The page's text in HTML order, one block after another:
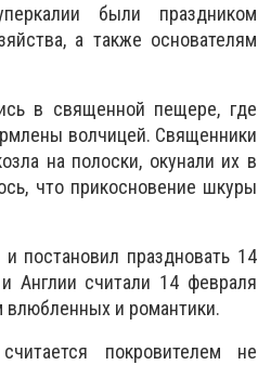
были праздником
а также основателям
в священной пещере, где
волчицей. Священники
на полоски, окунали их в
что прикосновение шкуры
постановил праздновать 14
Англии считали 14 февраля
влюбленных и романтики.
покровителем не